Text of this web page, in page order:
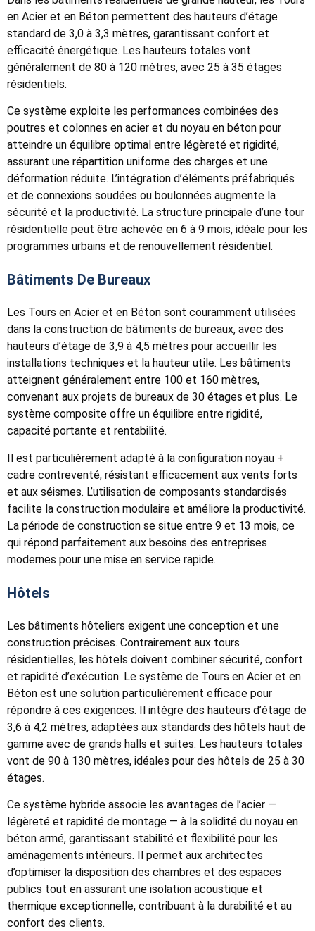
en Acier et en Béton permettent des hauteurs d’étage
standard de 3,0 à 3,3 mètres, garantissant confort et
efficacité énergétique. Les hauteurs totales vont
généralement de 80 à 120 mètres, avec 25 à 35 étages
résidentiels.
Ce système exploite les performances combinées des
poutres et colonnes en acier et du noyau en béton pour
atteindre un équilibre optimal entre légèreté et rigidité,
assurant une répartition uniforme des charges et une
déformation réduite. L’intégration d’éléments préfabriqués
et de connexions soudées ou boulonnées augmente la
sécurité et la productivité. La structure principale d’une tour
résidentielle peut être achevée en 6 à 9 mois, idéale pour les
programmes urbains et de renouvellement résidentiel.
Bâtiments De Bureaux
Les Tours en Acier et en Béton sont couramment utilisées
dans la construction de bâtiments de bureaux, avec des
hauteurs d’étage de 3,9 à 4,5 mètres pour accueillir les
installations techniques et la hauteur utile. Les bâtiments
atteignent généralement entre 100 et 160 mètres,
convenant aux projets de bureaux de 30 étages et plus. Le
système composite offre un équilibre entre rigidité,
capacité portante et rentabilité.
Il est particulièrement adapté à la configuration noyau +
cadre contreventé, résistant efficacement aux vents forts
et aux séismes. L’utilisation de composants standardisés
facilite la construction modulaire et améliore la productivité.
La période de construction se situe entre 9 et 13 mois, ce
qui répond parfaitement aux besoins des entreprises
modernes pour une mise en service rapide.
Hôtels
Les bâtiments hôteliers exigent une conception et une
construction précises. Contrairement aux tours
résidentielles, les hôtels doivent combiner sécurité, confort
et rapidité d’exécution. Le système de Tours en Acier et en
Béton est une solution particulièrement efficace pour
répondre à ces exigences. Il intègre des hauteurs d’étage de
3,6 à 4,2 mètres, adaptées aux standards des hôtels haut de
gamme avec de grands halls et suites. Les hauteurs totales
vont de 90 à 130 mètres, idéales pour des hôtels de 25 à 30
étages.
Ce système hybride associe les avantages de l’acier —
légèreté et rapidité de montage — à la solidité du noyau en
béton armé, garantissant stabilité et flexibilité pour les
aménagements intérieurs. Il permet aux architectes
d’optimiser la disposition des chambres et des espaces
publics tout en assurant une isolation acoustique et
thermique exceptionnelle, contribuant à la durabilité et au
confort des clients.